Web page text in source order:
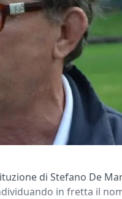
di Stefano De
in fretta il